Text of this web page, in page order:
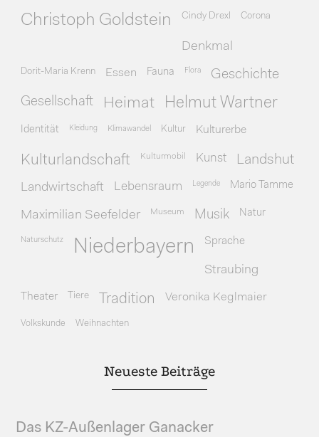
Christoph Goldstein Cindy Drexl Corona
Denkmal
Dorit-Maria Krenn Essen Fauna Flora Geschichte
Gesellschaft Heimat Helmut Wartner
Identität Kleidung Klimawandel Kultur Kulturerbe
Kulturlandschaft Kulturmobil Kunst Landshut
Landwirtschaft Lebensraum Legende Mario Tamme
Maximilian Seefelder Museum Musik Natur
Naturschutz Niederbayern Sprache
Straubing
Theater Tiere Tradition Veronika Keglmaier
Volkskunde Weihnachten
Neueste Beiträge
Das KZ-Außenlager Ganacker